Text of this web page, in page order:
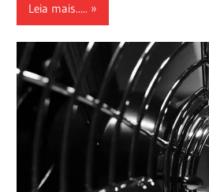
Leia mais.....